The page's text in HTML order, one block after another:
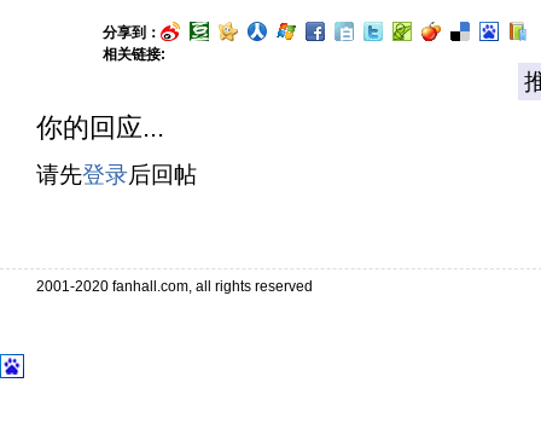
分享到：
相关链接:
你的回应...
请先登录后回帖
2001-2020 fanhall.com, all rights reserved